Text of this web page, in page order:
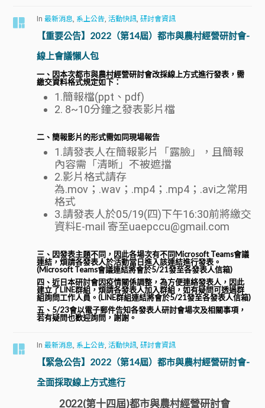
In最新消息, 系上公告,活動快訊,研討會資訊
【重要公告】2022（第14屆）都市與農村經營研討會-
線上會議懶人包
一、因本次都市與農村經營研討會改採線上方式進行發表，需
繳交資料格式規定如下：
1.簡報檔(ppt、pdf)
2. 8~10分鐘之發表影片檔
二、簡報影片的形式需如同現場報告
1.請發表人在簡報影片「露臉」，且簡報
內容需「清晰」不被遮擋
2.影片格式請存
為.mov；.wav；.mp4；.mp4；.avi之常用
格式
3.請發表人於05/19(四)下午16:30前將繳交
資料E-mail 寄至uaepccu@gmail.com
三、因發表主題不同，因此各場次有不同Microsoft Teams會議
連結，煩請各發表人於活動當日進入該連結進行發表。
(Microsoft Teams會議連結將會於5/21發至各發表人信箱)
四、近日本研討會因疫情關係調整，為方便連絡發表人，因此
建立了LINE群組，煩請各發表人加入群組，如有疑問可透過群
組詢問工作人員。(LINE群組連結將會於5/21發至各發表人信箱)
五、5/23會以電子郵件告知各發表人研討會場次及相關事項，
若有疑問也歡迎詢問，謝謝。
In最新消息, 系上公告,活動快訊,研討會資訊
【緊急公告】2022（第14屆）都市與農村經營研討會-
全面採取線上方式進行
2022(第十四屆)都市與農村經營研討會